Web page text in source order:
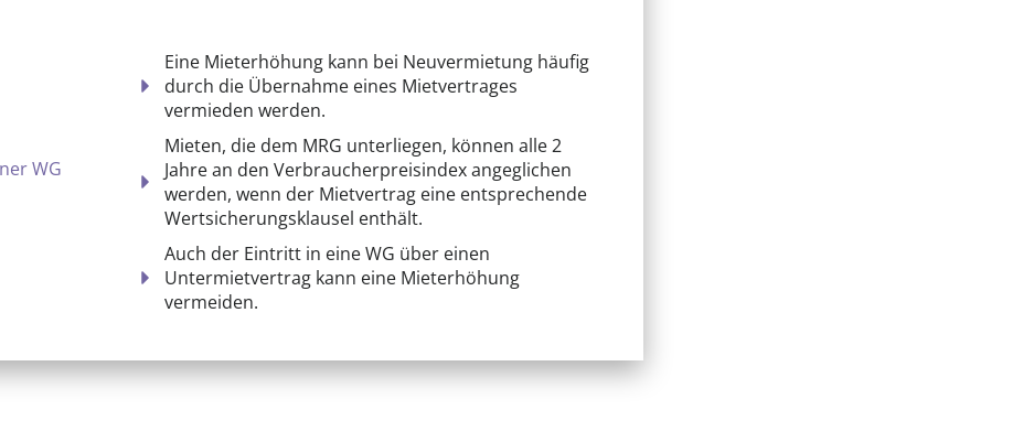
WG
Eine Mieterhöhung kann bei Neuvermietung häufig
durch die Übernahme eines Mietvertrages
vermieden werden.
Mieten, die dem MRG unterliegen, können alle 2
Jahre an den Verbraucherpreisindex angeglichen
werden, wenn der Mietvertrag eine entsprechende
Wertsicherungsklausel enthält.
Auch der Eintritt in eine WG über einen
Untermietvertrag kann eine Mieterhöhung
vermeiden.